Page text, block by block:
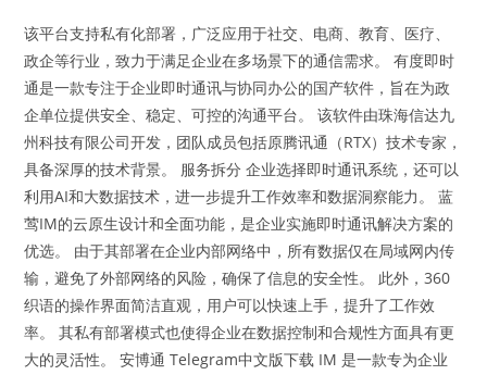
该平台支持私有化部署，广泛应用于社交、电商、教育、医疗、
政企等行业，致力于满足企业在多场景下的通信需求。 有度即时
通是一款专注于企业即时通讯与协同办公的国产软件，旨在为政
企单位提供安全、稳定、可控的沟通平台。 该软件由珠海信达九
州科技有限公司开发，团队成员包括原腾讯通（RTX）技术专家，
具备深厚的技术背景。 服务拆分 企业选择即时通讯系统，还可以
利用AI和大数据技术，进一步提升工作效率和数据洞察能力。 蓝
莺IM的云原生设计和全面功能，是企业实施即时通讯解决方案的
优选。 由于其部署在企业内部网络中，所有数据仅在局域网内传
输，避免了外部网络的风险，确保了信息的安全性。 此外，360
织语的操作界面简洁直观，用户可以快速上手，提升了工作效
率。 其私有部署模式也使得企业在数据控制和合规性方面具有更
大的灵活性。 安博通 Telegram中文版下载 IM 是一款专为企业